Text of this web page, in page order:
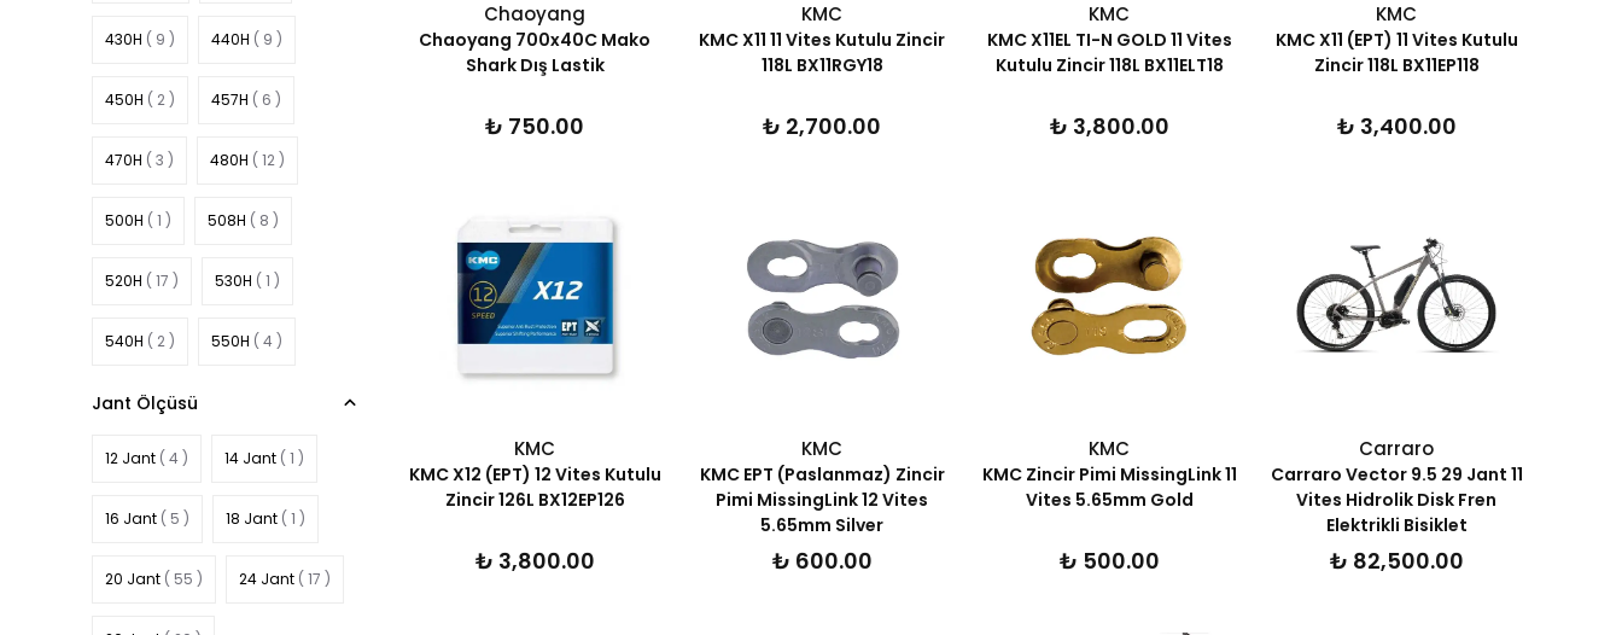
430H ( 9 ) 440H ( 9 )
450H ( 2 ) 457H ( 6 )
470H ( 3 ) 480H ( 12 )
500H ( 1 ) 508H ( 8 )
520H ( 17 ) 530H ( 1 )
540H ( 2 ) 550H ( 4 )
560H( 6 )
Jant Ölçüsü
12 Jant ( 4 ) 14 Jant ( 1 )
16 Jant ( 5 ) 18 Jant ( 1 )
20 Jant ( 55 ) 24 Jant ( 17 )
Chaoyang
Chaoyang 700x40C Mako
Shark Dış Lastik
₺ 750.00
KMC
KMC X11 11 Vites Kutulu Zincir
118L BX11RGY18
₺ 2,700.00
KMC
KMC X11EL TI-N GOLD 11 Vites
Kutulu Zincir 118L BX11ELT18
₺ 3,800.00
KMC
KMC X11 (EPT) 11 Vites Kutulu
Zincir 118L BX11EP118
₺ 3,400.00
KMC
KMC X12 (EPT) 12 Vites Kutulu
Zincir 126L BX12EP126
₺ 3,800.00
KMC
KMC EPT (Paslanmaz) Zincir
Pimi MissingLink 12 Vites
5.65mm Silver
₺ 600.00
KMC
KMC Zincir Pimi MissingLink 11
Vites 5.65mm Gold
₺ 500.00
Carraro
Carraro Vector 9.5 29 Jant 11
Vites Hidrolik Disk Fren
Elektrikli Bisiklet
₺ 82,500.00